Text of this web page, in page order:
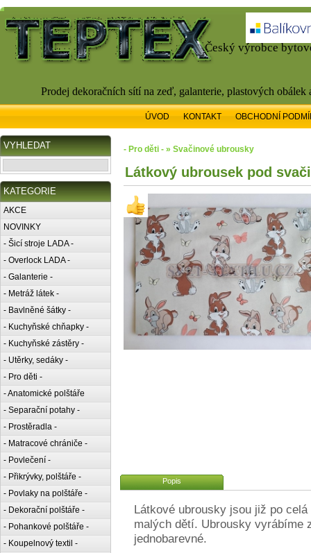
Český výrobce
Prodej dekoračních sítí na zeď, galanterie, plastových
ÚVOD KONTAKT OBCHODNÍ
VYHLEDAT
KATEGORIE
AKCE
NOVINKY
- Šicí stroje LADA -
- Overlock LADA -
- Galanterie -
- Metráž látek -
- Bavlněné šátky -
- Kuchyňské chňapky -
- Kuchyňské zástěry -
- Utěrky, sedáky -
- Pro děti -
- Anatomické polštáře
- Separační potahy -
- Prostěradla -
- Matracové chrániče -
- Povlečení -
- Přikrývky, polštáře -
- Povlaky na polštáře -
- Dekorační polštáře -
- Pohankové polštáře -
- Koupelnový textil -
- Pro děti - » Svačinové ubrousky
Látkový ubrousek pod
Popis
Látkové ubrousky jsou již po
malých dětí. Ubrousky vyrábíme
jednobarevné.